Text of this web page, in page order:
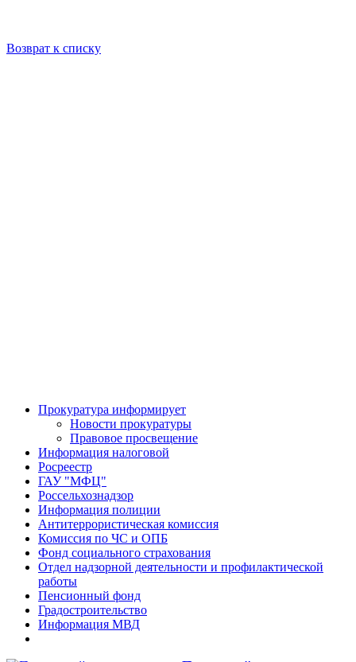
Возврат к списку
Прокуратура информирует
Новости прокуратуры
Правовое просвещение
Информация налоговой
Росреестр
ГАУ "МФЦ"
Россельхознадзор
Информация полиции
Антитеррористическая комиссия
Комиссия по ЧС и ОПБ
Фонд социального страхования
Отдел надзорной деятельности и профилактической
работы
Пенсионный фонд
Градостроительство
Информация МВД